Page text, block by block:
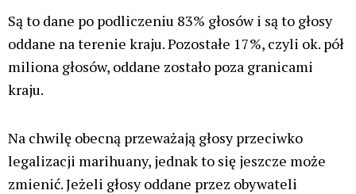
Są to dane po podliczeniu 83% głosów i są to głosy
oddane na terenie kraju. Pozostałe 17%, czyli ok. pół
miliona głosów, oddane zostało poza granicami
kraju.
Na chwilę obecną przeważają głosy przeciwko
legalizacji marihuany, jednak to się jeszcze może
zmienić. Jeżeli głosy oddane przez obywateli